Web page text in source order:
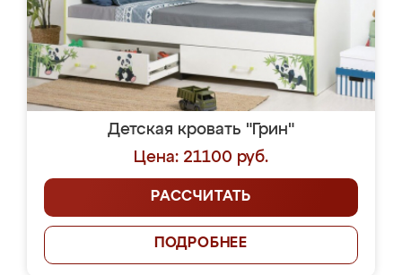
Детская кровать "Грин"
Цена: 21100 руб.
РАССЧИТАТЬ
ПОДРОБНЕЕ